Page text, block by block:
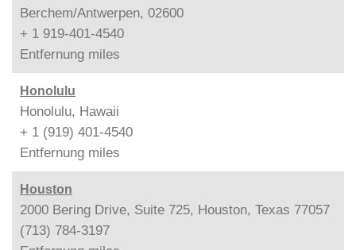
Berchem/Antwerpen, 02600
+ 1 919-401-4540
Entfernung miles
Honolulu
Honolulu, Hawaii
+ 1 (919) 401-4540
Entfernung miles
Houston
2000 Bering Drive, Suite 725, Houston, Texas 77057
(713) 784-3197